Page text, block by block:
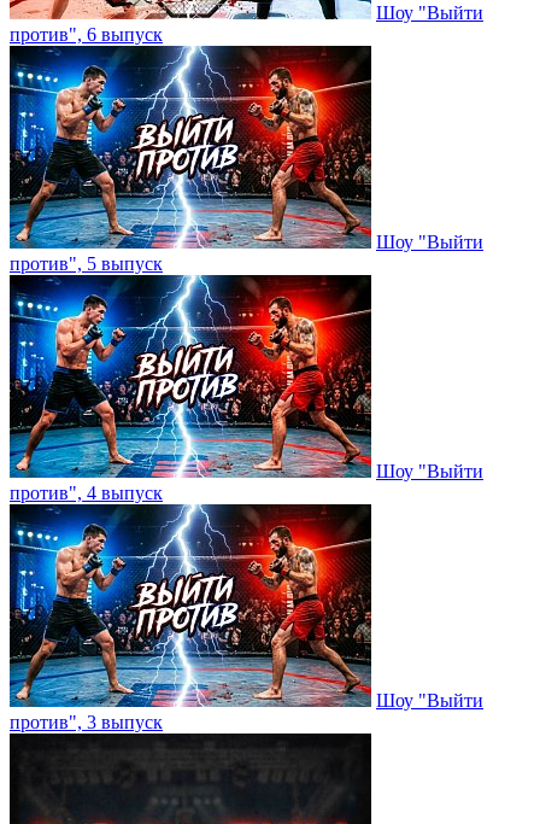
Шоу "Выйти
против", 6 выпуск
Шоу "Выйти
против", 5 выпуск
Шоу "Выйти
против", 4 выпуск
Шоу "Выйти
против", 3 выпуск